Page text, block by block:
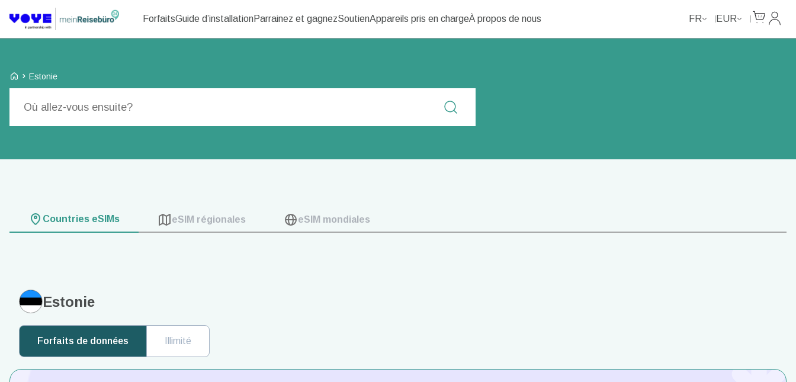
ForfaitsGuide d’installationParrainez et gagnezSoutienAppareils pris en chargeÀ propos de nous FR EUR
Mon
Voye Homepage
Estonie
Countries eSIMs eSIM régionales eSIM mondiales
Estonie
Forfaits de données Illimité